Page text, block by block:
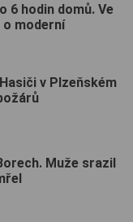
6 hodin domů. Ve
moderní
v Plzeňském
Muže srazil